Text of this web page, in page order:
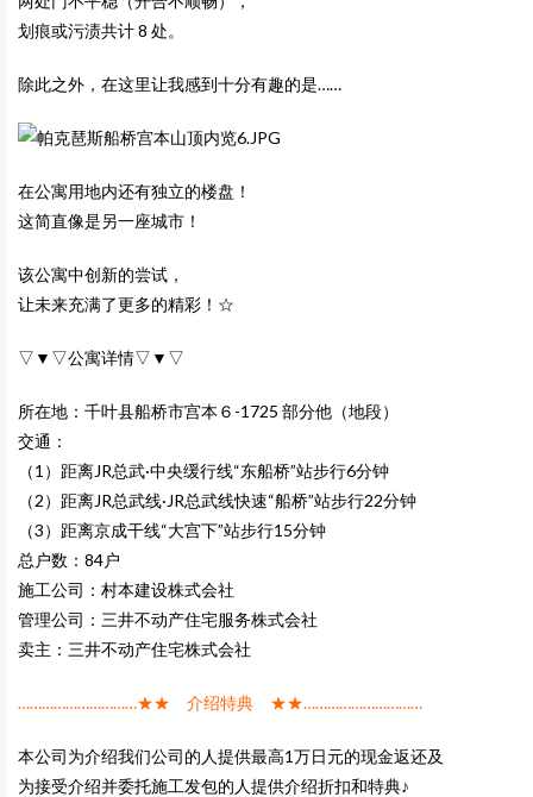
划痕或污渍共计 8 处。
除此之外，在这里让我感到十分有趣的是……
在公寓用地内还有独立的楼盘！
这简直像是另一座城市！
该公寓中创新的尝试，
让未来充满了更多的精彩！☆
▽▼▽公寓详情▽▼▽
所在地：千叶县船桥市宫本６-1725 部分他（地段）
交通：
（1）距离JR总武·中央缓行线“东船桥”站步行6分钟
（2）距离JR总武线·JR总武线快速“船桥”站步行22分钟
（3）距离京成干线“大宫下”站步行15分钟
总户数：84户
施工公司：村本建设株式会社
管理公司：三井不动产住宅服务株式会社
卖主：三井不动产住宅株式会社
…………………………★★ 介绍特典 ★★…………………………
本公司为介绍我们公司的人提供最高1万日元的现金返还及
为接受介绍并委托施工发包的人提供介绍折扣和特典♪